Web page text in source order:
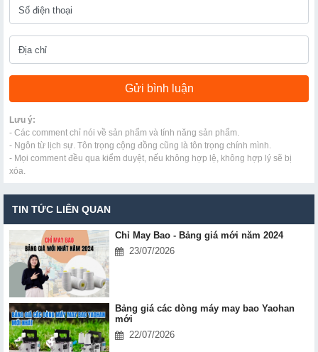
Lưu ý:
- Các comment chỉ nói về sản phẩm và tính năng sản phẩm.
- Ngôn từ lịch sự. Tôn trọng cộng đồng cũng là tôn trọng chính mình.
- Mọi comment đều qua kiểm duyệt, nếu không hợp lệ, không hợp lý sẽ bị
xóa.
TIN TỨC LIÊN QUAN
Chỉ May Bao - Bảng giá mới năm 2024
23/07/2026
Bảng giá các dòng máy may bao Yaohan
mới
22/07/2026